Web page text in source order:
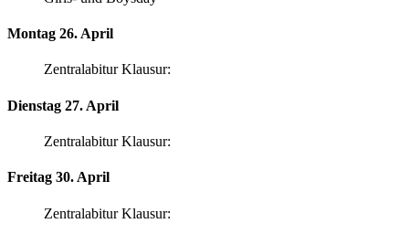
Montag 26. April
Zentralabitur Klausur:
Dienstag 27. April
Zentralabitur Klausur:
Freitag 30. April
Zentralabitur Klausur: